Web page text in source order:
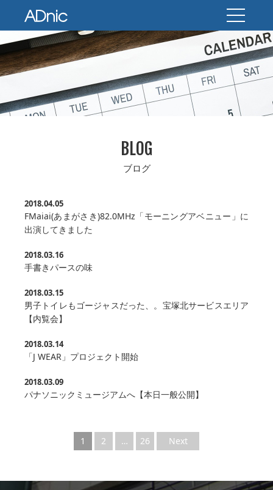
BLOG
ブログ
2018.04.05
FMaiai(あまがさき)82.0MHz「モーニングアベニュー」に
出演してきました
2018.03.16
手書きパースの味
2018.03.15
男子トイレもゴージャスだった、。宝塚北サービスエリア
【内覧会】
2018.03.14
「J WEAR」プロジェクト開始
2018.03.09
パナソニックミュージアムへ【本日一般公開】
1 2 … 26 Next